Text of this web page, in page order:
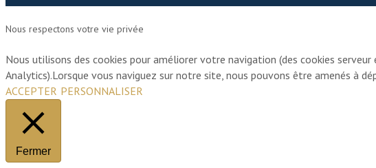
Nous respectons votre vie privée
Nous utilisons des cookies pour améliorer votre navigation (des cookies
Analytics).Lorsque vous naviguez sur notre site, nous pouvons être amenés à
ACCEPTER PERSONNALISER
Fermer